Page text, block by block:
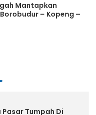
Mantapkan
– Kopeng –
Tumpah Di